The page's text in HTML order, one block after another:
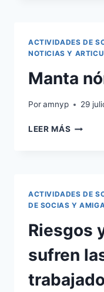
DE
ACTIVIDADES DE
NOTICIAS Y
Manta
Poramnyp 29
LEER MÁS MANTA
ACTIVIDADES DE
DE SOCIAS Y
Riesgos
sufren